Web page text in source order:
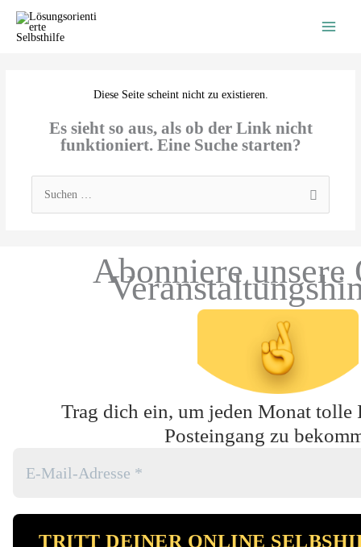
Inhalt
springen
Diese Seite scheint nicht zu existieren.
Es sieht so aus, als ob der Link nicht
funktioniert. Eine Suche starten?
Suchen
nach:
Abonniere unsere
Trag dich ein, um jeden Monat tolle
Posteingang zu